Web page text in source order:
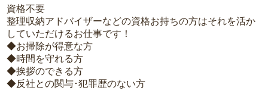
資格不要
整理収納アドバイザーなどの資格お持ちの方はそれを活か
していただけるお仕事です！
◆お掃除が得意な方
◆時間を守れる方
◆挨拶のできる方
◆反社との関与･犯罪歴のない方